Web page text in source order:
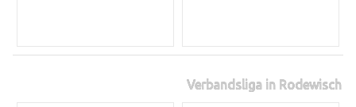
Verbandsliga in Rodewisch